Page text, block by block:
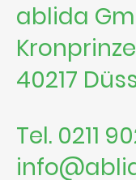
ablida
40217
Tel. 0211